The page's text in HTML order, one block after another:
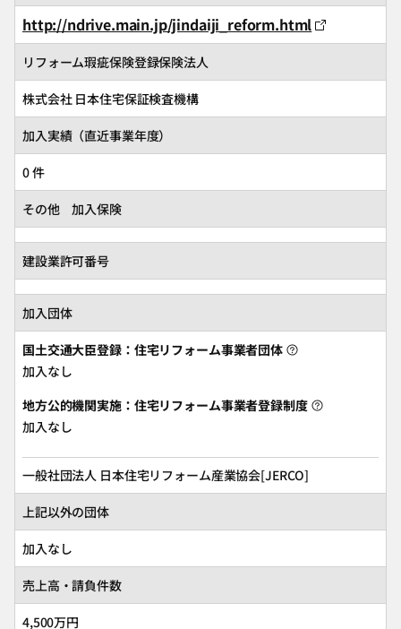
http://ndrive.main.jp/jindaiji_reform.html
リフォーム瑕疵保険登録保険法人
株式会社 日本住宅保証検査機構
加入実績（直近事業年度）
0 件
その他 加入保険
建設業許可番号
加入団体
国土交通大臣登録：住宅リフォーム事業者団体
加入なし
地方公的機関実施：住宅リフォーム事業者登録制度
加入なし
一般社団法人 日本住宅リフォーム産業協会[JERCO]
上記以外の団体
加入なし
売上高・請負件数
4,500万円